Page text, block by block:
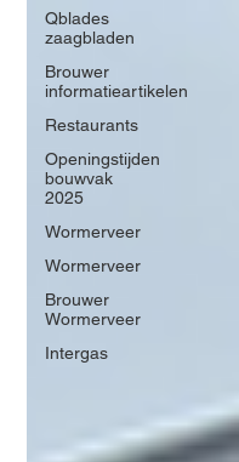
Qblades
zaagbladen
Brouwer
informatieartikelen
Restaurants
Openingstijden
bouwvak
2025
Wormerveer
Wormerveer
Brouwer
Wormerveer
Intergas